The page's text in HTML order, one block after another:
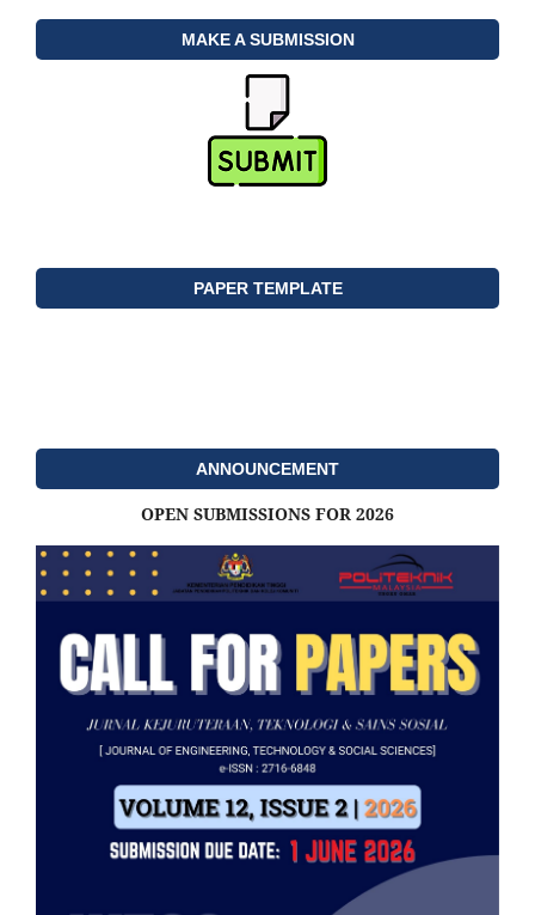
MAKE A SUBMISSION
PAPER TEMPLATE
ANNOUNCEMENT
OPEN SUBMISSIONS FOR 2026